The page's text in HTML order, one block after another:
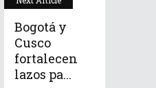
Bogotá y
Cusco
fortalecen
lazos pa...